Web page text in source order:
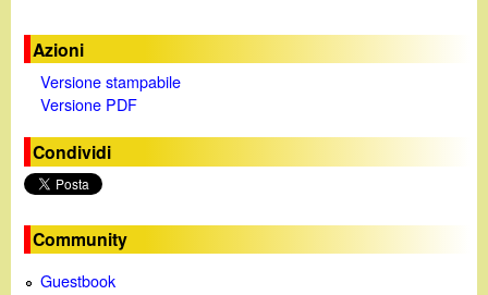
Azioni
Versione stampabile
Versione PDF
Condividi
Community
Guestbook